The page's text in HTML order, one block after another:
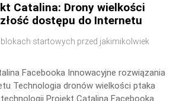
Catalina: Drony wielkości
dostępu do Internetu
blokach startowych przed jakimikolwiek
Facebooka Innowacyjne rozwiązania
Technologia dronów wielkości ptaka
Projekt Catalina Facebooka